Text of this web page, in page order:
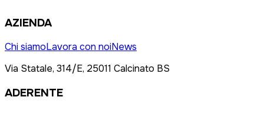
AZIENDA
Chi siamoLavora con noiNews
Via Statale, 314/E, 25011 Calcinato BS
ADERENTE